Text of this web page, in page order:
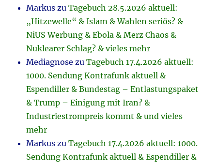
Markus zuTagebuch 28.5.2026 aktuell:
„Hitzewelle“ & Islam & Wahlen seriös? &
NiUS Werbung & Ebola & Merz Chaos &
Nuklearer Schlag? & vieles mehr
Mediagnose zuTagebuch 17.4.2026 aktuell:
1000. Sendung Kontrafunk aktuell &
Espendiller & Bundestag – Entlastungspaket
& Trump – Einigung mit Iran? &
Industriestrompreis kommt & und vieles
mehr
Markus zuTagebuch 17.4.2026 aktuell: 1000.
Sendung Kontrafunk aktuell & Espendiller &